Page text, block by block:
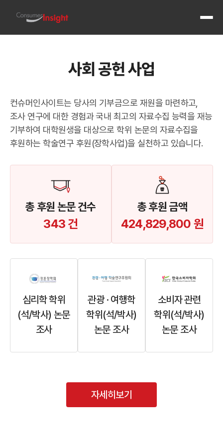
전체
사회 공헌 사업
컨슈머인사이트는 당사의 기부금으로 재원을 마련하고,
조사 연구에 대한 경험과 국내 최고의 자료수집 능력을 재능
기부하여 대학원생을 대상으로 학위 논문의 자료수집을
후원하는 학술연구 후원(장학사업)을 실천하고 있습니다.
총 후원 논문 건수
343 건
총 후원 금액
424,829,800 원
심리학 학위
(석/박사) 논문
조사
관광 · 여행학
학위(석/박사)
논문 조사
소비자 관련
학위(석/박사)
논문 조사
자세히보기